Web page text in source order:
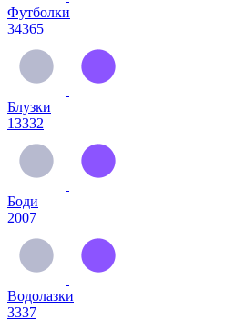
Футболки
34365
Блузки
13332
Боди
2007
Водолазки
3337